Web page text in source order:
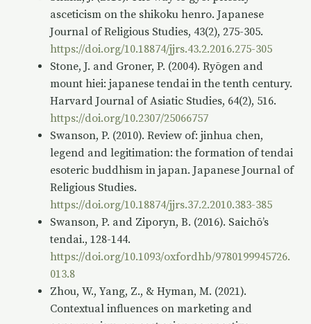
asceticism on the shikoku henro. Japanese
Journal of Religious Studies, 43(2), 275-305.
https://doi.org/10.18874/jjrs.43.2.2016.275-305
Stone, J. and Groner, P. (2004). Ryōgen and
mount hiei: japanese tendai in the tenth century.
Harvard Journal of Asiatic Studies, 64(2), 516.
https://doi.org/10.2307/25066757
Swanson, P. (2010). Review of: jinhua chen,
legend and legitimation: the formation of tendai
esoteric buddhism in japan. Japanese Journal of
Religious Studies.
https://doi.org/10.18874/jjrs.37.2.2010.383-385
Swanson, P. and Ziporyn, B. (2016). Saichō’s
tendai., 128-144.
https://doi.org/10.1093/oxfordhb/9780199945726.
013.8
Zhou, W., Yang, Z., & Hyman, M. (2021).
Contextual influences on marketing and